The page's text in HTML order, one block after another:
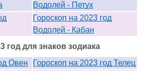
Водолей - Петух
Гороскоп на 2023 год
Водолей - Кабан
год для знаков зодиака
Овен
Гороскоп на 2023 год Телец